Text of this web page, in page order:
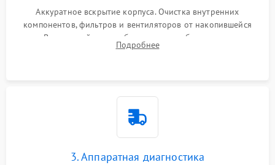
Аккуратное вскрытие корпуса. Очистка внутренних
компонентов, фильтров и вентиляторов от накопившейся
пыли. Визуальный осмотр блока питания, балласта лампы и
материнской платы на наличие прогаров или вздутых
Подробнее
3. Аппаратная диагностика